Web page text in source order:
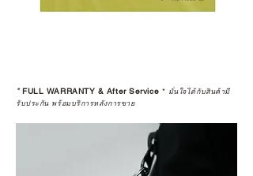
*FULL WARRANTY & After Service * มั่นใจได้กับสินค้ามี
รับประกัน พร้อมบริการหลังการขาย